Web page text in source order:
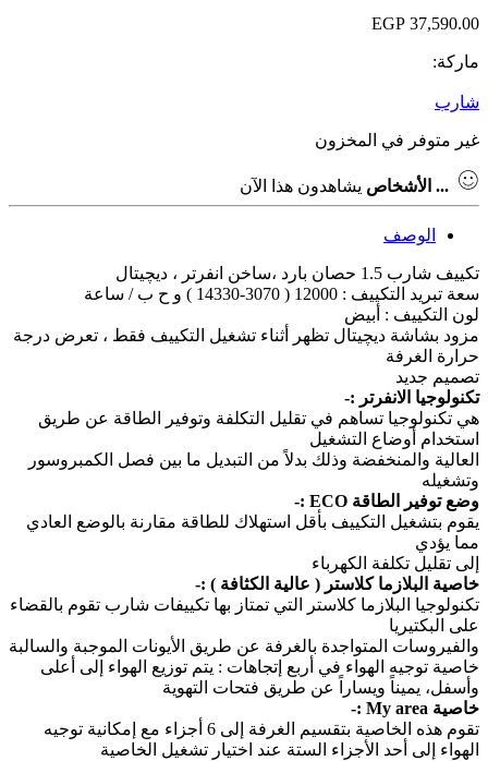
EGP 37,590.00
ماركة:
شارب
غير متوفر في المخزون
... الأشخاص يشاهدون هذا الآن
الوصف
تكييف شارب 1.5 حصان بارد ،ساخن انفرتر ، ديچيتال
سعة تبريد التكييف : 12000 ( 3070-14330 ) و ح ب / ساعة
لون التكييف : أبيض
مزود بشاشة ديچيتال تظهر أثناء تشغيل التكييف فقط ، تعرض درجة
حرارة الغرفة
تصميم جديد
تكنولوجيا الانفرتر :-
هي تكنولوجيا تساهم في تقليل التكلفة وتوفير الطاقة عن طريق
استخدام أوضاع التشغيل
العالية والمنخفضة وذلك بدلاً من التبديل ما بين فصل الكمبروسور
وتشغيله
وضع توفير الطاقة ECO :-
يقوم بتشغيل التكييف بأقل استهلاك للطاقة مقارنة بالوضع العادي
مما يؤدي
إلى تقليل تكلفة الكهرباء
خاصية البلازما كلاستر ( عالية الكثافة ) :-
تكنولوجيا البلازما كلاستر التي تمتاز بها تكييفات شارب تقوم بالقضاء
على البكتيريا
والفيروسات المتواجدة بالغرفة عن طريق الأيونات الموجبة والسالبة
خاصية توجيه الهواء في أربع إتجاهات : يتم توزيع الهواء إلى أعلى
وأسفل، يميناً ويساراً عن طريق فتحات التهوية
خاصية My area :-
تقوم هذه الخاصية بتقسيم الغرفة إلى 6 أجزاء مع إمكانية توجيه
الهواء إلى أحد الأجزاء الستة عند اختيار تشغيل الخاصية